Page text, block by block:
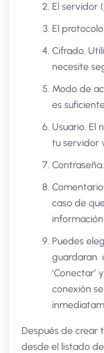
El servidor
El
Cifrado.
necesite
Modo de
es
Usuario. El
tu servidor
caso de
Puedes
guardaran
conexión
Después de crear
desde el listado